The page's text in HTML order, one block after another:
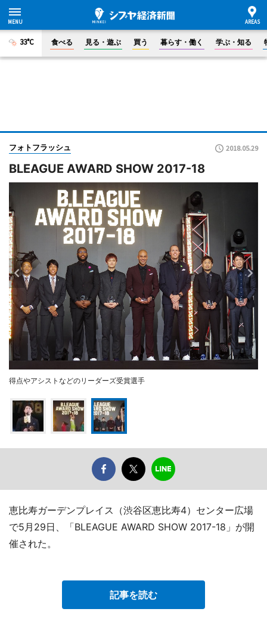
33°C 食べる 見る・遊ぶ 買う 暮らす・働く 学ぶ・知る
フォトフラッシュ 2018.05.29
BLEAGUE AWARD SHOW 2017-18
得点やアシストなどのリーダーズ受賞選手
恵比寿ガーデンプレイス（渋谷区恵比寿4）センター広場
で5月29日、「BLEAGUE AWARD SHOW 2017-18」が開
催された。
記事を読む